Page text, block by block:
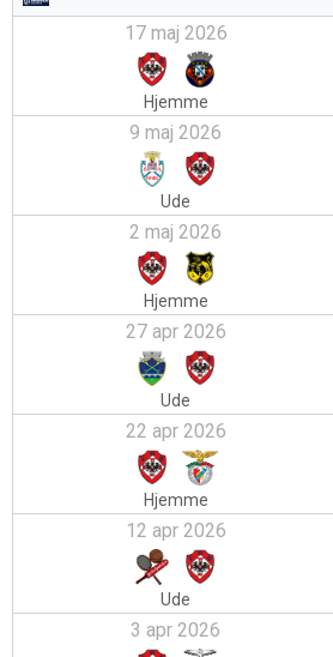
17 maj 2026
Hjemme
9 maj 2026
Ude
2 maj 2026
Hjemme
27 apr 2026
Ude
22 apr 2026
Hjemme
12 apr 2026
Ude
3 apr 2026